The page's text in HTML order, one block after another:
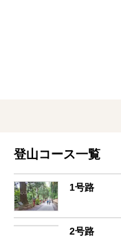
登山コース一覧
1号路
2号路